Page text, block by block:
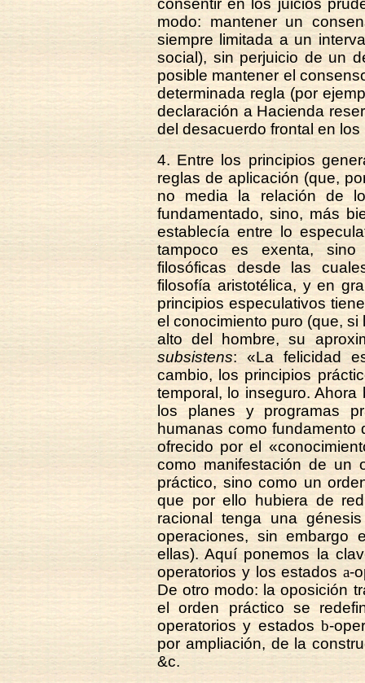
consentir en los juicios
modo: mantener un
siempre limitada a un
social), sin perjuicio de un
posible mantener el
determinada regla (por
declaración a Hacienda
del desacuerdo frontal en los
4. Entre los principios
reglas de aplicación (que,
no media la relación de
fundamentado, sino, más
establecía entre lo
tampoco es exenta,
filosóficas desde las
filosofía aristotélica, y en
principios especulativos
el conocimiento puro (que,
alto del hombre, su
subsistens: «La felicidad
cambio, los principios
temporal, lo inseguro.
los planes y programas
humanas como fundamento
ofrecido por el
como manifestación de un
práctico, sino como un
que por ello hubiera de
racional tenga una
operaciones, sin embargo
ellas). Aquí ponemos la
operatorios y los estados a-
De otro modo: la oposición
el orden práctico se
operatorios y estados b-
por ampliación, de la
&c.